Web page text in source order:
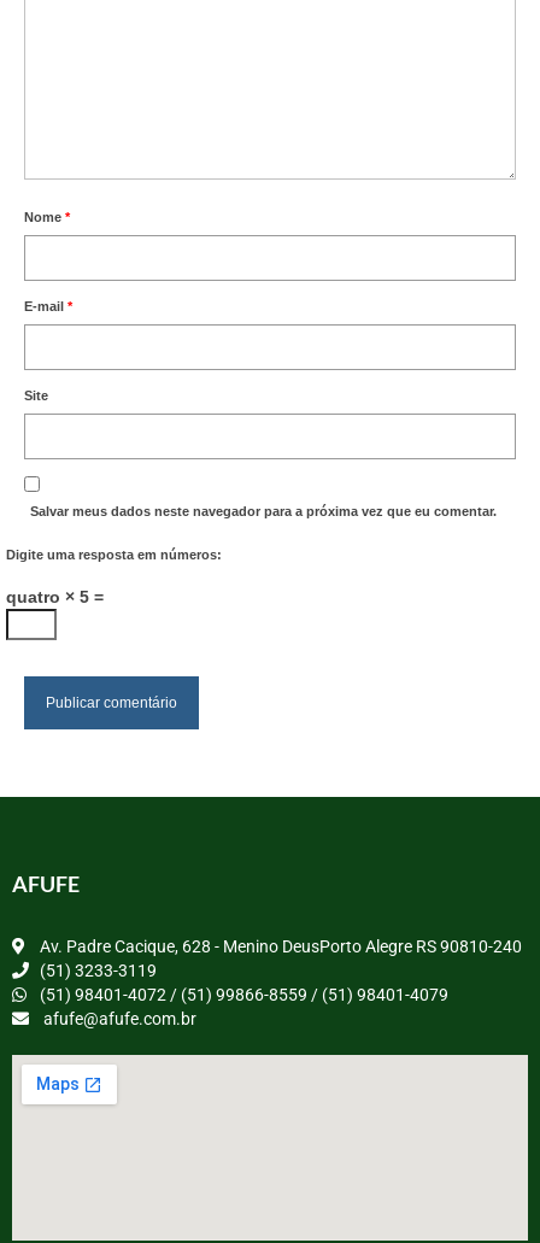
Nome *
E-mail *
Site
Salvar meus dados neste navegador para a próxima vez que eu comentar.
Digite uma resposta em números:
quatro × 5 =
AFUFE
Av. Padre Cacique, 628 - Menino DeusPorto Alegre RS 90810-240
(51) 3233-3119
(51) 98401-4072 / (51) 99866-8559 / (51) 98401-4079
afufe@afufe.com.br